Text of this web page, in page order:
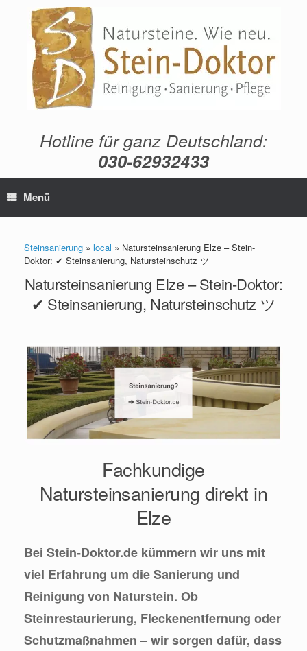
springen
Hotline für ganz Deutschland:
030-62932433
Menü
Steinsanierung » local » Natursteinsanierung Elze – Stein-
Doktor: ✔ Steinsanierung, Natursteinschutz ツ
Natursteinsanierung Elze – Stein-Doktor:
✔ Steinsanierung, Natursteinschutz ツ
Fachkundige
Natursteinsanierung direkt in
Elze
Bei Stein-Doktor.de kümmern wir uns mit
viel Erfahrung um die Sanierung und
Reinigung von Naturstein. Ob
Steinrestaurierung, Fleckenentfernung oder
Schutzmaßnahmen – wir sorgen dafür, dass